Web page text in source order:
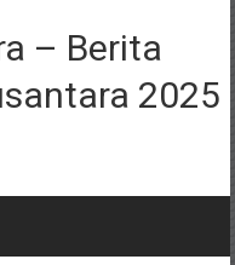
– Berita
2025